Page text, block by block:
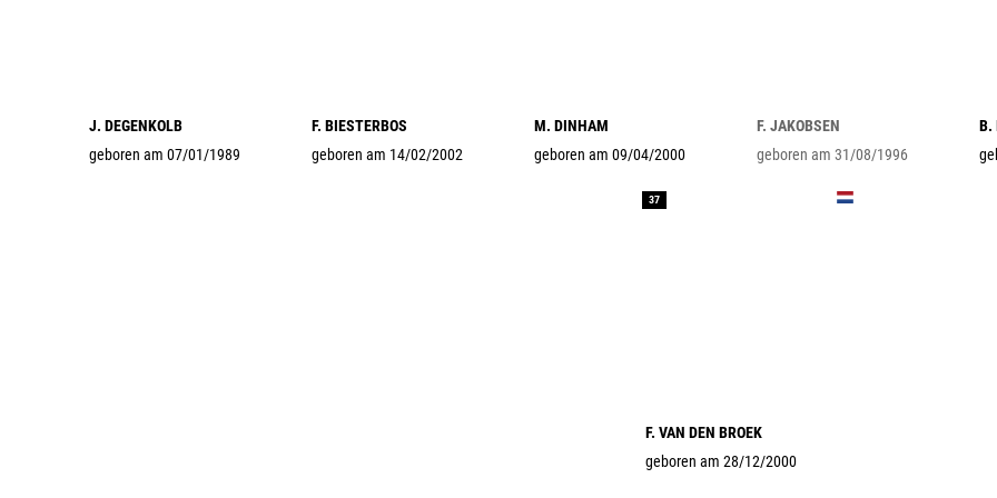
J. DEGENKOLB
geboren am 07/01/1989
F. BIESTERBOS
geboren am 14/02/2002
M. DINHAM
geboren am 09/04/2000
F. JAKOBSEN
geboren am 31/08/1996
B.
37
F. VAN DEN BROEK
geboren am 28/12/2000